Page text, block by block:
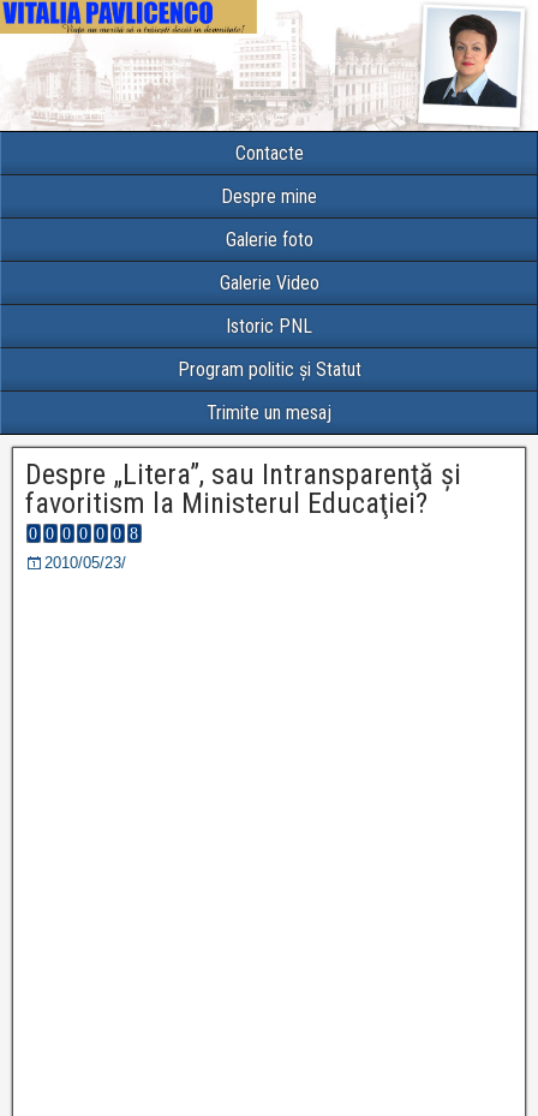
Contacte
Despre mine
Galerie foto
Galerie Video
Istoric PNL
Program politic și Statut
Trimite un mesaj
Despre „Litera”, sau Intransparenţă şi
favoritism la Ministerul Educaţiei?
2010/05/23/